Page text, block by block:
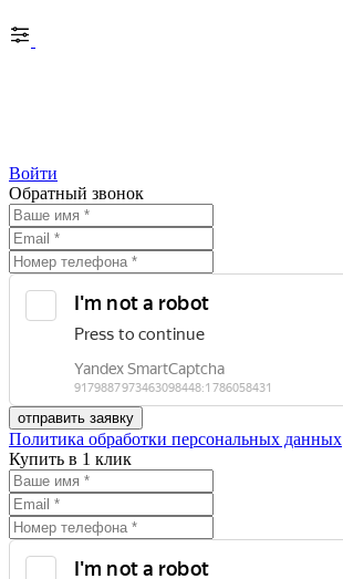
Войти
Обратный звонок
Политика обработки персональных данных
Купить в 1 клик